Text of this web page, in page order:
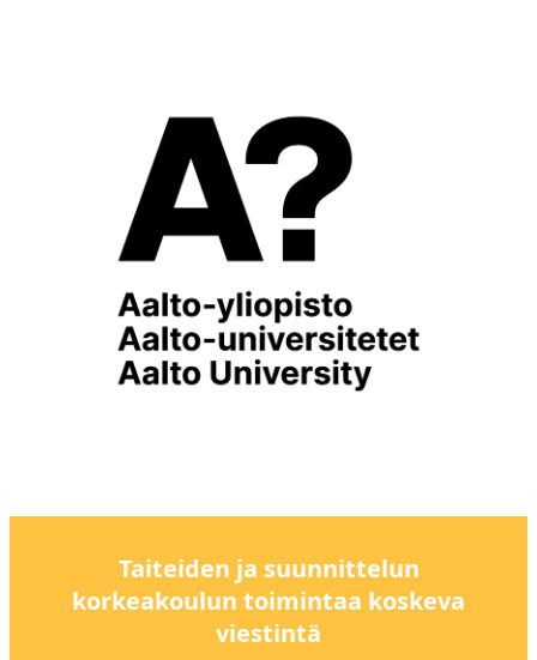
Taiteiden ja suunnittelun
korkeakoulun toimintaa koskeva
viestintä